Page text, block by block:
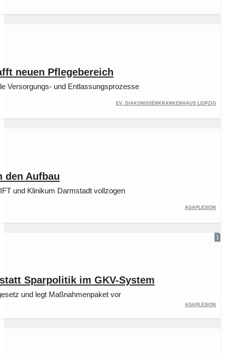
neuen Pflegebereich
Versorgungs- und Entlassungsprozesse
Ev. Diakonissenkrankenhaus Leipzig
den Aufbau
und Klinikum Darmstadt vollzogen
Agaplesion
1
Sparpolitik im GKV-System
und legt Maßnahmenpaket vor
Agaplesion